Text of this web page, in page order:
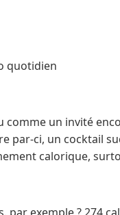
quotidien
comme un invité
par-ci, un cocktail
calorique,